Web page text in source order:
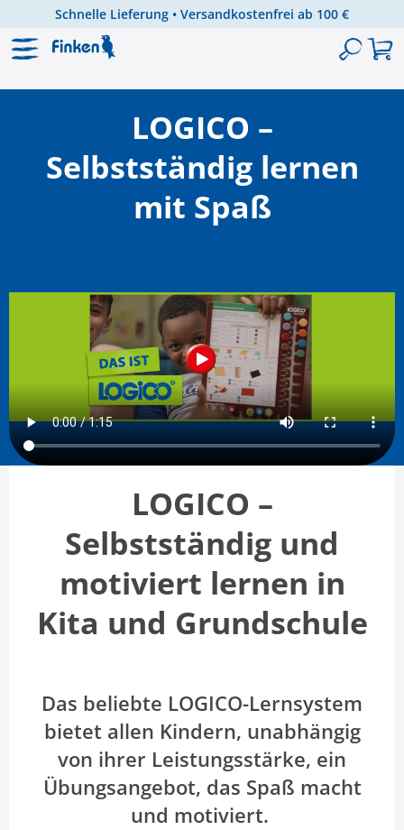
Zum Hauptinhalt springen
Schnelle Lieferung • Versandkostenfrei ab 100 €
LOGICO –
Selbstständig lernen
mit Spaß
LOGICO –
Selbstständig und
motiviert lernen in
Kita und Grundschule
Das beliebte LOGICO-Lernsystem
bietet allen Kindern, unabhängig
von ihrer Leistungsstärke, ein
Übungsangebot, das Spaß macht
und motiviert.